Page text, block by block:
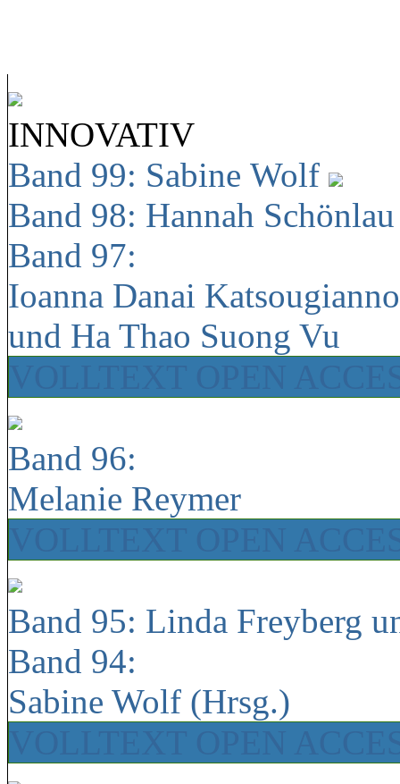
INNOVATIV
Band 99: Sabine Wolf
Band 98: Hannah
Band 97:
Ioanna Danai
und Ha Thao Suong Vu
Band 96:
Melanie Reymer
Band 95: Linda Freyberg
Band 94:
Sabine Wolf (Hrsg.)